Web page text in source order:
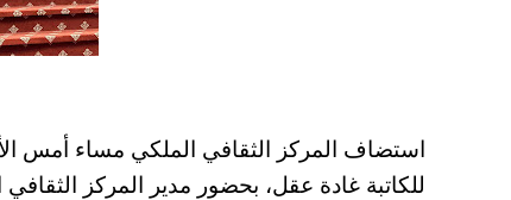
استضاف المركز الثقافي الملكي مساء أمس
للكاتبة غادة عقل، بحضور مدير المركز